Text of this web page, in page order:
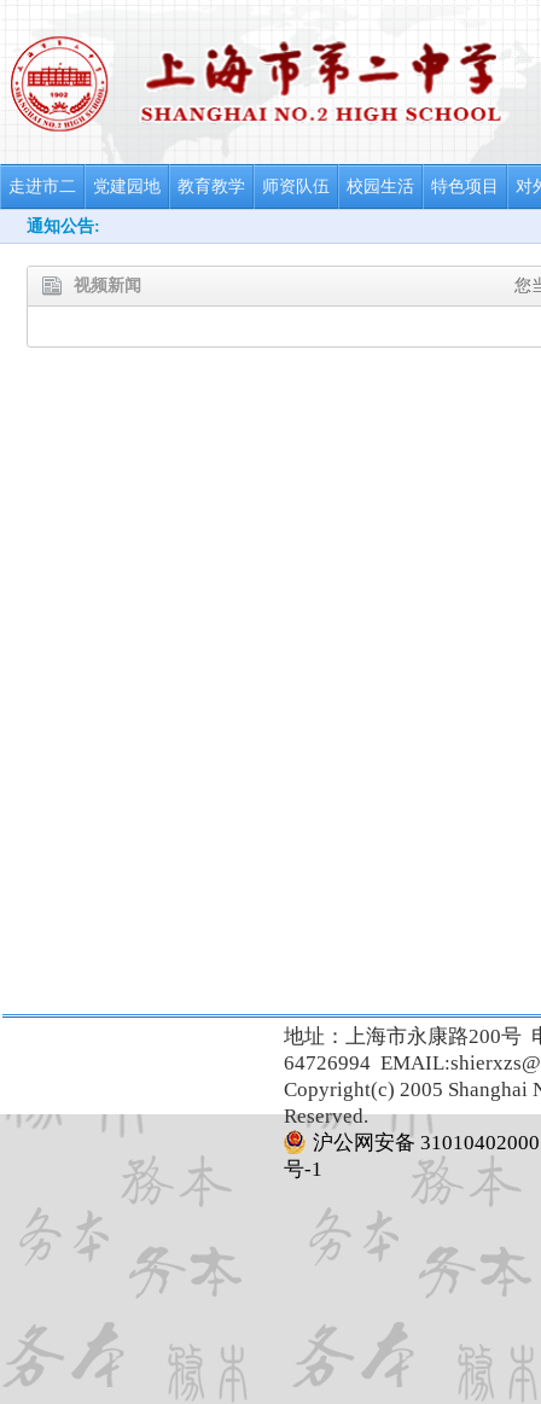
走进市二 党建园地 教育教学 师资队伍 校园生活 特色项目 对
通知公告:
您
视频新闻
地址：上海市永康路200号
64726994
Copyright(c) 2005 Shanghai
Reserved.
沪公网安备
号-1